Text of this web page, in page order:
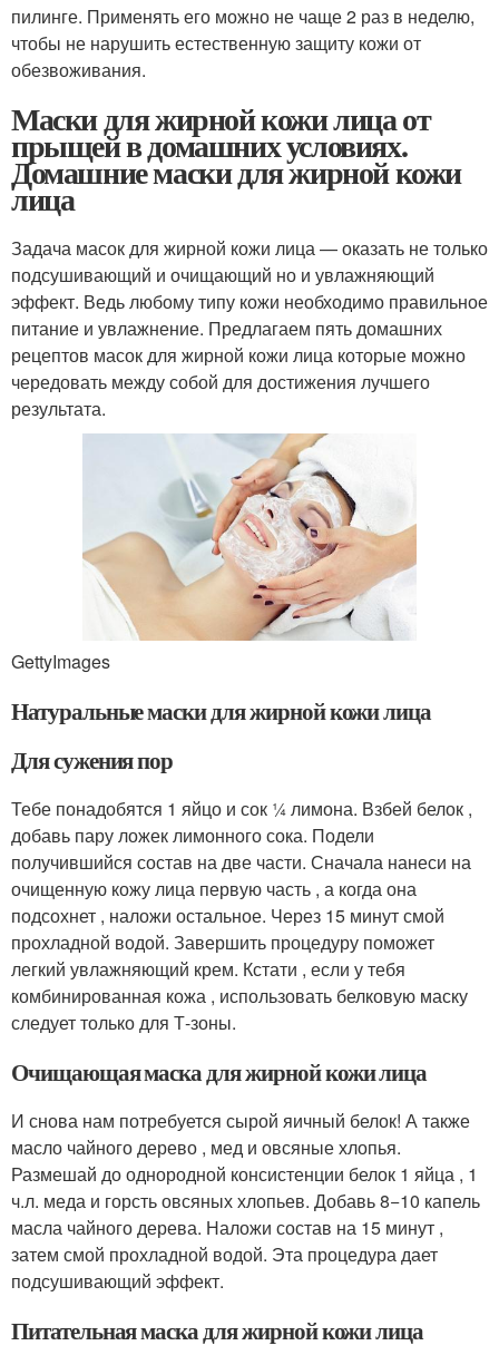
пилинге. Применять его можно не чаще 2 раз в неделю,
чтобы не нарушить естественную защиту кожи от
обезвоживания.
Маски для жирной кожи лица от
прыщей в домашних условиях.
Домашние маски для жирной кожи
лица
Задача масок для жирной кожи лица — оказать не только
подсушивающий и очищающий но и увлажняющий
эффект. Ведь любому типу кожи необходимо правильное
питание и увлажнение. Предлагаем пять домашних
рецептов масок для жирной кожи лица которые можно
чередовать между собой для достижения лучшего
результата.
GettyImages
Натуральные маски для жирной кожи лица
Для сужения пор
Тебе понадобятся 1 яйцо и сок ¼ лимона. Взбей белок ,
добавь пару ложек лимонного сока. Подели
получившийся состав на две части. Сначала нанеси на
очищенную кожу лица первую часть , а когда она
подсохнет , наложи остальное. Через 15 минут смой
прохладной водой. Завершить процедуру поможет
легкий увлажняющий крем. Кстати , если у тебя
комбинированная кожа , использовать белковую маску
следует только для Т-зоны.
Очищающая маска для жирной кожи лица
И снова нам потребуется сырой яичный белок! А также
масло чайного дерево , мед и овсяные хлопья.
Размешай до однородной консистенции белок 1 яйца , 1
ч.л. меда и горсть овсяных хлопьев. Добавь 8−10 капель
масла чайного дерева. Наложи состав на 15 минут ,
затем смой прохладной водой. Эта процедура дает
подсушивающий эффект.
Питательная маска для жирной кожи лица